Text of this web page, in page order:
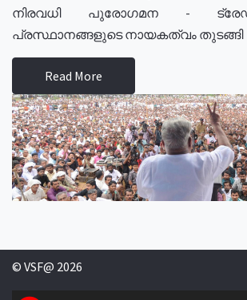
നിരവധി പുരോഗമന -
പ്രസ്ഥാനങ്ങളുടെ നായകത്വം തുടങ്ങി
Read More
© VSF@ 2026